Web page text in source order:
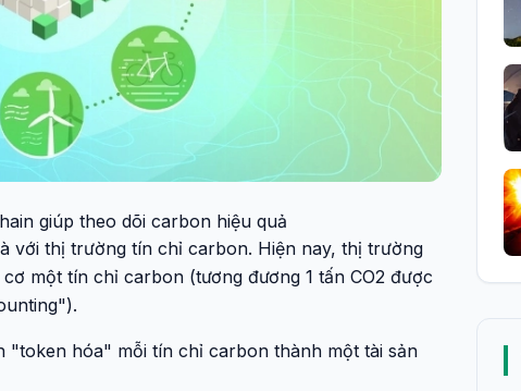
giúp theo dõi carbon hiệu quả
với thị trường tín chỉ carbon. Hiện nay, thị trường
một tín chỉ carbon (tương đương 1 tấn CO2 được
"token hóa" mỗi tín chỉ carbon thành một tài sản